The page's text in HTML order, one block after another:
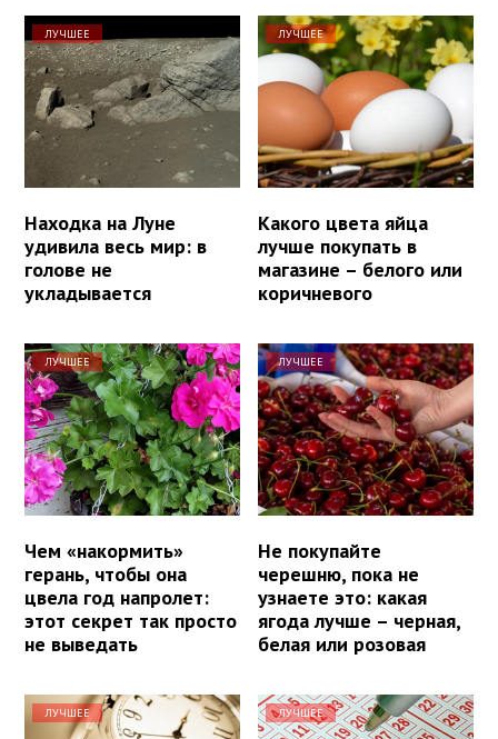
ЛУЧШЕЕ
Находка на Луне
удивила весь мир: в
голове не
укладывается
ЛУЧШЕЕ
Какого цвета яйца
лучше покупать в
магазине – белого или
коричневого
ЛУЧШЕЕ
Чем «накормить»
герань, чтобы она
цвела год напролет:
этот секрет так просто
не выведать
ЛУЧШЕЕ
Не покупайте
черешню, пока не
узнаете это: какая
ягода лучше – черная,
белая или розовая
ЛУЧШЕЕ ЛУЧШЕЕ